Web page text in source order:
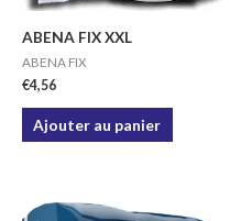
ABENA FIX XXL
ABENA FIX
€4,56
Ajouter au panier